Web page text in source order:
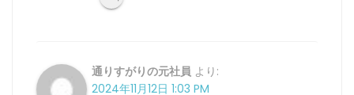
通りすがりの元社員 より:
2024年11月12日 1:03 PM